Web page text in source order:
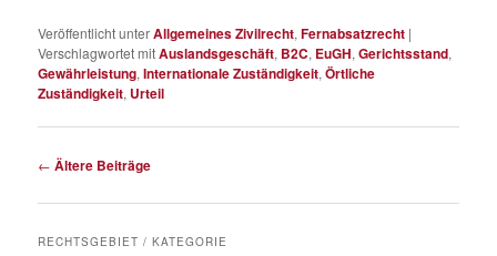
Veröffentlicht unterAllgemeines Zivilrecht,Fernabsatzrecht |
Verschlagwortet mitAuslandsgeschäft, B2C, EuGH,Gerichtsstand,
Gewährleistung,Internationale Zuständigkeit,Örtliche
Zuständigkeit, Urteil
Beitragsnavigation
← Ältere Beiträge
RECHTSGEBIET / KATEGORIE